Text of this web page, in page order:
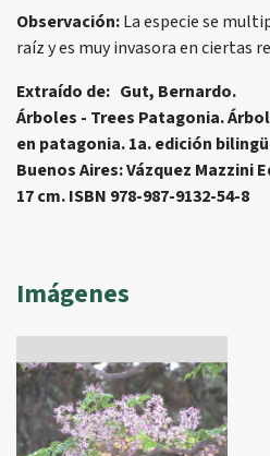
Observación:La especie se
raíz y es muy invasora en ciertas
Extraído de: Gut, Bernardo.
Árboles - Trees Patagonia.
en patagonia. 1a. edición
Buenos Aires: Vázquez Mazzini
17 cm. ISBN 978-987-9132-54-8
Imágenes